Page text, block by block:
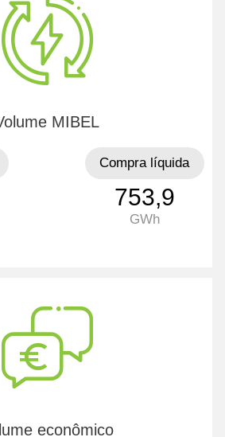
MIBEL
Compra líquida
753,9
GWh
econômico